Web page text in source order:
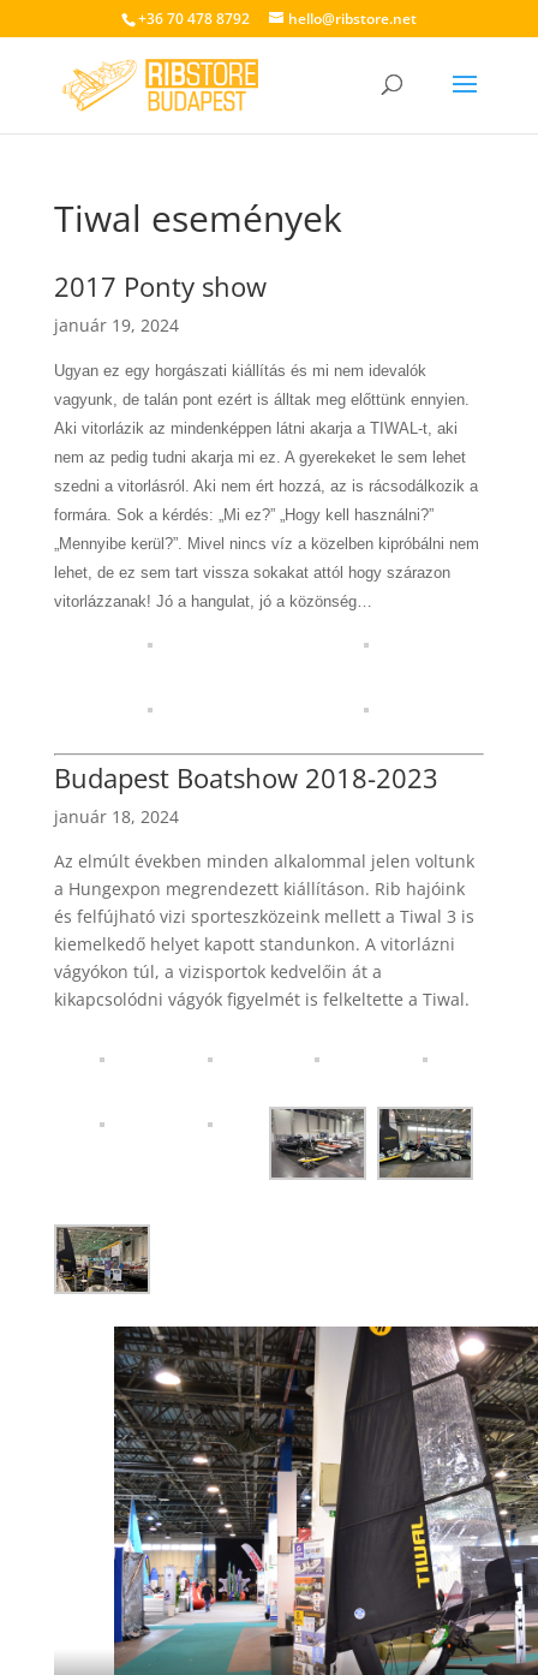
+36 70 478 8792 hello@ribstore.net
Tiwal események
2017 Ponty show
január 19, 2024
Ugyan ez egy horgászati kiállítás és mi nem idevalók
vagyunk, de talán pont ezért is álltak meg előttünk ennyien.
Aki vitorlázik az mindenképpen látni akarja a TIWAL-t, aki
nem az pedig tudni akarja mi ez. A gyerekeket le sem lehet
szedni a vitorlásról. Aki nem ért hozzá, az is rácsodálkozik a
formára. Sok a kérdés: „Mi ez?” „Hogy kell használni?”
„Mennyibe kerül?”. Mivel nincs víz a közelben kipróbálni nem
lehet, de ez sem tart vissza sokakat attól hogy szárazon
vitorlázzanak! Jó a hangulat, jó a közönség…
Budapest Boatshow 2018-2023
január 18, 2024
Az elmúlt években minden alkalommal jelen voltunk
a Hungexpon megrendezett kiállításon. Rib hajóink
és felfújható vizi sporteszközeink mellett a Tiwal 3 is
kiemelkedő helyet kapott standunkon. A vitorlázni
vágyókon túl, a vizisportok kedvelőin át a
kikapcsolódni vágyók figyelmét is felkeltette a Tiwal.